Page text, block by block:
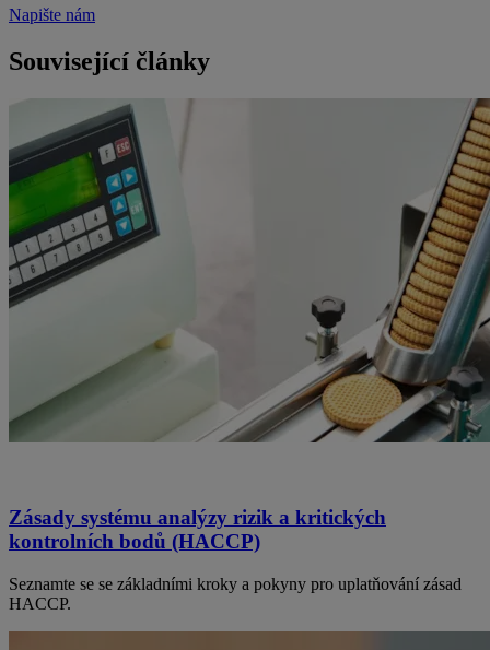
Napište nám
Související články
Zásady systému analýzy rizik a kritických
kontrolních bodů (HACCP)
Seznamte se se základními kroky a pokyny pro uplatňování zásad
HACCP.